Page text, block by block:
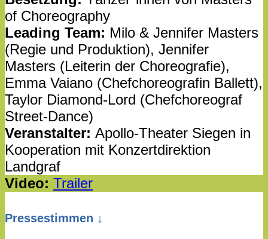
of Choreography
Leading Team: Milo & Jennifer Masters
(Regie und Produktion), Jennifer
Masters (Leiterin der Choreografie),
Emma Vaiano (Chefchoreografin Ballett),
Taylor Diamond-Lord (Chefchoreograf
Street-Dance)
Veranstalter: Apollo-Theater Siegen in
Kooperation mit Konzertdirektion
Landgraf
Video: Trailer
Pressestimmen ↓